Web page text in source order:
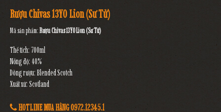
Rượu Chivas 13YO Lion (Sư Tử)
Mã sản phẩm:Rượu Chivas 13YO Lion (Sư Tử)
Thể tích: 700ml
Nồng độ: 40%
Dòng rượu: Blended Scotch
Xuất xứ: Scotland
HOTLINE MUA HÀNG 0972.12345.1